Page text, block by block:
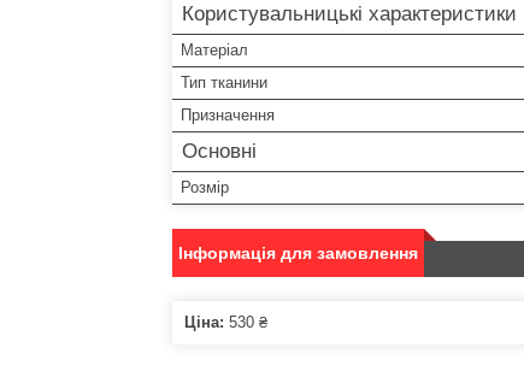
Користувальницькі характеристики
Матеріал
Тип тканини
Призначення
Основні
Розмір
Інформація для замовлення
Ціна: 530 ₴